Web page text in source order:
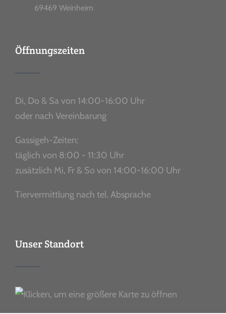
69469 Weinheim
Öffnungszeiten
Di, Do & Sa von 14:00-16:00 Uhr
oder nach Vereinbarung
Gassigeh-Zeiten:
täglich von 8:00 - 11:30 Uhr
zusätzlich Mi, Fr & So von 14:00-16:00 Uhr
Tiervermittlung nach tel. Absprache
Unser Standort